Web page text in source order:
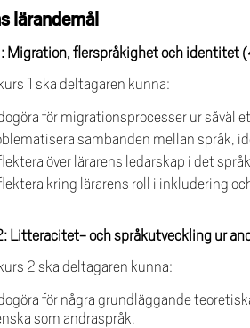
lärandemål
Migration, flerspråkighet och identitet
1 ska deltagaren kunna:
för migrationsprocesser ur
sambanden mellan språk,
över lärarens ledarskap i det
kring lärarens roll i inkludering
Litteracitet- och språkutveckling ur
2 ska deltagaren kunna:
för några grundläggande
som andraspråk.